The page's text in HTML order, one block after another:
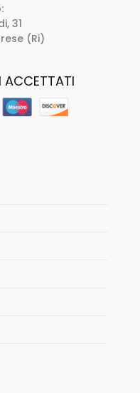
31
(Ri)
ACCETTATI